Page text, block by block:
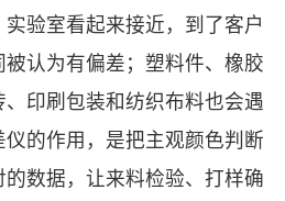
验室看起来接近，到了客户
认为有偏差；塑料件、橡胶
印刷包装和纺织布料也会遇
的作用，是把主观颜色判断
数据，让来料检验、打样确